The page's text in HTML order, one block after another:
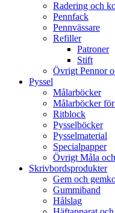
Radering och
Pennfack
Pennvässare
Refiller
Patroner
Stift
Övrigt Pennor
Pyssel
Målarböcker
Målarböcker
Ritblock
Pysselböcker
Pysselmaterial
Specialpapper
Övrigt Måla
Skrivbordsprodukter
Gem och
Gummiband
Hålslag